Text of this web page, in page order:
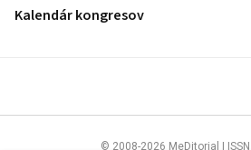
Kalendár kongresov
© 2008-2026 MeDitorial |